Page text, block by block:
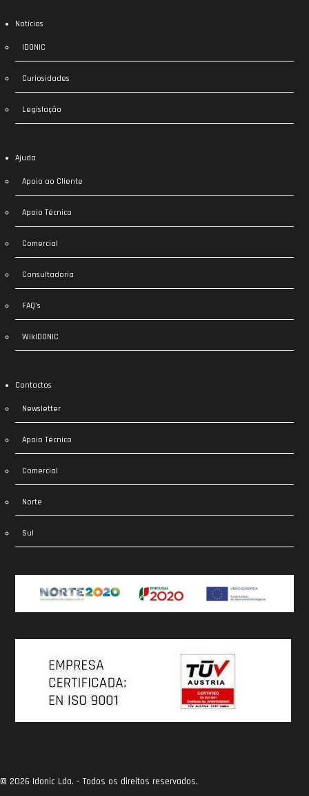
Notícias
IDONIC
Curiosidades
Legislação
Ajuda
Apoio ao Cliente
Apoio Técnico
Comercial
Consultadoria
FAQ’s
WikIDONIC
Contactos
Newsletter
Apoio Técnico
Comercial
Norte
Sul
© 2026 Idonic Lda. - Todos os direitos reservados.